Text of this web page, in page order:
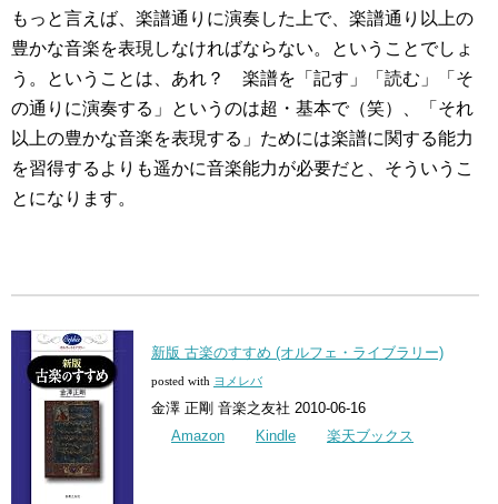
もっと言えば、楽譜通りに演奏した上で、楽譜通り以上の
豊かな音楽を表現しなければならない。ということでしょ
う。ということは、あれ？ 楽譜を「記す」「読む」「そ
の通りに演奏する」というのは超・基本で（笑）、「それ
以上の豊かな音楽を表現する」ためには楽譜に関する能力
を習得するよりも遥かに音楽能力が必要だと、そういうこ
とになります。
新版 古楽のすすめ (オルフェ・ライブラリー)
posted with ヨメレバ
金澤 正剛 音楽之友社 2010-06-16
Amazon
Kindle 楽天ブックス